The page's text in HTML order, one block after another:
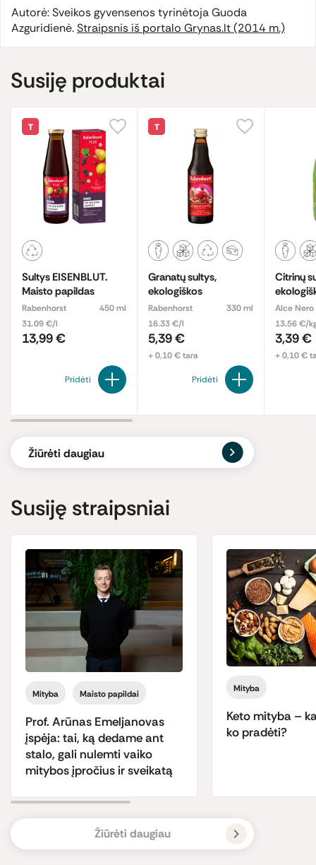
Autorė: Sveikos gyvensenos tyrinėtoja Guoda
Azguridienė.Straipsnis iš portalo Grynas.lt (2014 m.)
Susiję produktai
T
Sultys EISENBLUT.
Maisto papildas
Rabenhorst
450 ml
31.09 €/l
13,99 €
Pridėti
T
Granatų sultys,
ekologiškos
Rabenhorst
330 ml
16.33 €/l
5,39 €
+ 0,10 € tara
Pridėti
Citrinų
Alce Nero
13.56 €/
3,39 €
+ 0,10 €
Žiūrėti daugiau
Susiję straipsniai
Mityba Maisto papildai
Prof. Arūnas Emeljanovas
įspėja: tai, ką dedame ant
stalo, gali nulemti vaiko
mitybos įpročius ir sveikatą
Mityba
Keto mityba –
ko pradėti?
Žiūrėti daugiau